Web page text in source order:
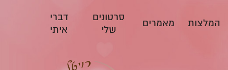
המלצות מאמרים
סרטונים
שלי
דברי
איתי